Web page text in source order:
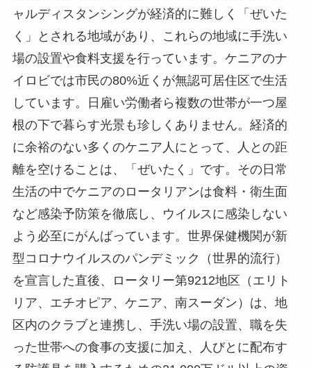
ャルディスタンシングが経済的に難しく「ぜいた
く」とされる地域があり、これらの地域に手洗い
場の設置や食料支援を行っています。ケニアのナ
イロビでは市民の80%近くが無認可居住区で生活
しています。日雇い労働者ら複数の世帯が一つ屋
根の下で暮らす光景も珍しくありません。経済的
に余裕のない多くのケニア人にとって、人との距
離を空けることは、「ぜいたく」です。その日常
生活の中でケニアのロータリアンは食料・衛生面
など感染予防策を徹底し、ウイルスに感染しない
よう必至にがんばっています。世界保健機関が新
型コロナウイルスのパンデミック（世界的流行）
を宣言した直後、ロータリー第9212地区（エリト
リア、エチオピア、ケニア、南スーダン）は、地
区内のクラブと連携し、手洗い場の設置、職を失
った世帯への食事の支援に加え、人びとに配布す